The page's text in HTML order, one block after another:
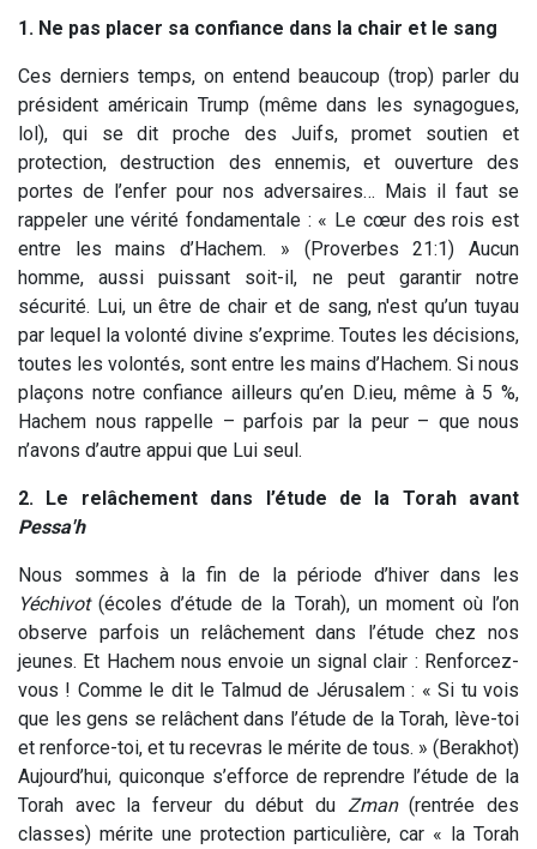
1. Ne pas placer sa confiance dans la chair et le sang
Ces derniers temps, on entend beaucoup (trop) parler du
président américain Trump (même dans les synagogues,
lol), qui se dit proche des Juifs, promet soutien et
protection, destruction des ennemis, et ouverture des
portes de l’enfer pour nos adversaires… Mais il faut se
rappeler une vérité fondamentale : « Le cœur des rois est
entre les mains d’Hachem. » (Proverbes 21:1) Aucun
homme, aussi puissant soit-il, ne peut garantir notre
sécurité. Lui, un être de chair et de sang, n'est qu’un tuyau
par lequel la volonté divine s’exprime. Toutes les décisions,
toutes les volontés, sont entre les mains d’Hachem. Si nous
plaçons notre confiance ailleurs qu’en D.ieu, même à 5 %,
Hachem nous rappelle – parfois par la peur – que nous
n’avons d’autre appui que Lui seul.
2. Le relâchement dans l’étude de la Torah avant
Pessa'h
Nous sommes à la fin de la période d’hiver dans les
Yéchivot(écoles d’étude de la Torah), un moment où l’on
observe parfois un relâchement dans l’étude chez nos
jeunes. Et Hachem nous envoie un signal clair : Renforcez-
vous ! Comme le dit le Talmud de Jérusalem : « Si tu vois
que les gens se relâchent dans l’étude de la Torah, lève-toi
et renforce-toi, et tu recevras le mérite de tous. » (Berakhot)
Aujourd’hui, quiconque s’efforce de reprendre l’étude de la
Torah avec la ferveur du début du Zman(rentrée des
classes) mérite une protection particulière, car « la Torah